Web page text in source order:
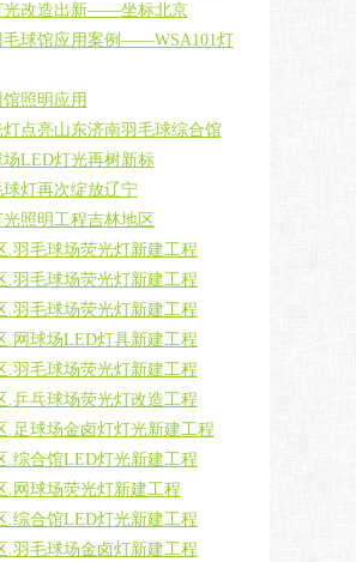
光改造出新——坐标北京
毛球馆应用案例——WSA101灯
照明应用
点亮山东济南羽毛球综合馆
LED灯光再树新标
球灯再次绽放辽宁
照明工程吉林地区
.羽毛球场荧光灯新建工程
.羽毛球场荧光灯新建工程
.羽毛球场荧光灯新建工程
.网球场LED灯具新建工程
.羽毛球场荧光灯新建工程
.乒乓球场荧光灯改造工程
.足球场金卤灯灯光新建工程
.综合馆LED灯光新建工程
.网球场荧光灯新建工程
.综合馆LED灯光新建工程
.羽毛球场金卤灯新建工程